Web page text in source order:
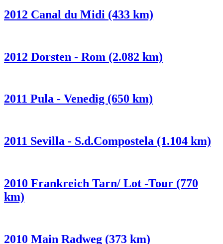
2012 Canal du Midi (433 km)
2012 Dorsten - Rom (2.082 km)
2011 Pula - Venedig (650 km)
2011 Sevilla - S.d.Compostela (1.104 km)
2010 Frankreich Tarn/ Lot -Tour (770
km)
2010 Main Radweg (373 km)